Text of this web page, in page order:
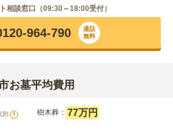
相談窓口（09:30～18:00受付）
964-790
通話
無料
お墓平均費用
別 ? 樹木葬： 77万円